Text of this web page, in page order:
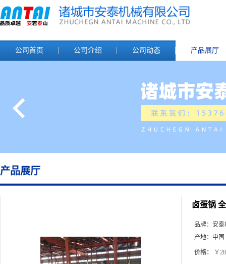
公司首页 公司介绍 公司动态 产品展厅
产品展厅
卤蛋锅
品牌： 安泰
产地： 中国
价格： ￥